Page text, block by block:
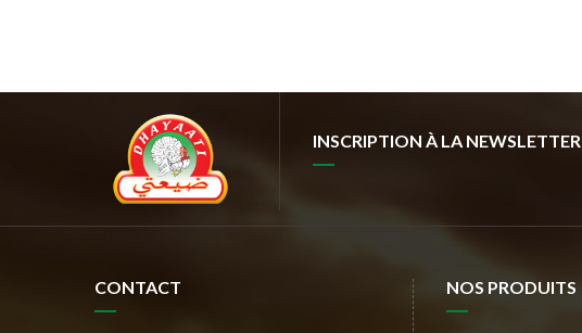
INSCRIPTION À LA NEWSLETTER
CONTACT NOS PRODUITS